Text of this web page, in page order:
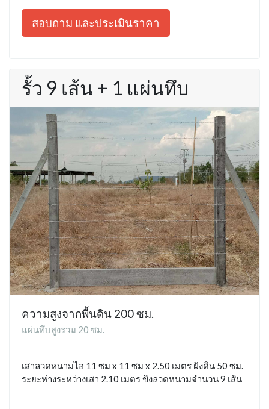
สอบถาม และประเมินราคา
รั้ว 9 เส้น + 1 แผ่นทึบ
ความสูงจากพื้นดิน 200 ซม.
แผ่นทึบสูงรวม 20 ซม.
เสาลวดหนามไอ 11 ซม x 11 ซม x 2.50 เมตร ฝังดิน 50 ซม.
ระยะห่างระหว่างเสา 2.10 เมตร ขึงลวดหนามจำนวน 9 เส้น